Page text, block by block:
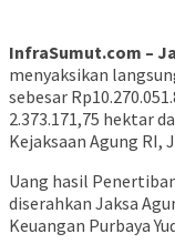
InfraSumut.com –
menyaksikan
sebesar
2.373.171,75 hektar
Kejaksaan Agung RI,
Uang hasil
diserahkan Jaksa
Keuangan Purbaya